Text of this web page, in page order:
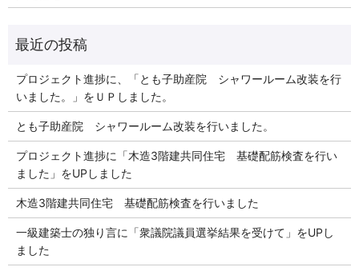
プロジェクト進捗に、「とも子助産院 シャワールーム改装を行
いました。」をＵＰしました。
とも子助産院 シャワールーム改装を行いました。
プロジェクト進捗に「木造3階建共同住宅 基礎配筋検査を行い
ました」をUPしました
木造3階建共同住宅 基礎配筋検査を行いました
一級建築士の独り言に「衆議院議員選挙結果を受けて」をUPし
ました